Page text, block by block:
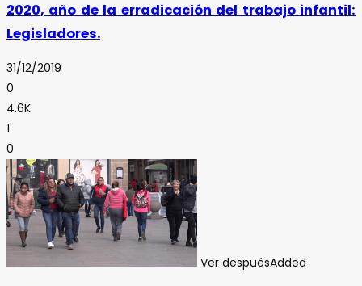
2020, año de la erradicación del trabajo infantil:
Legisladores.
31/12/2019
0
4.6K
1
0
Ver despuésAdded